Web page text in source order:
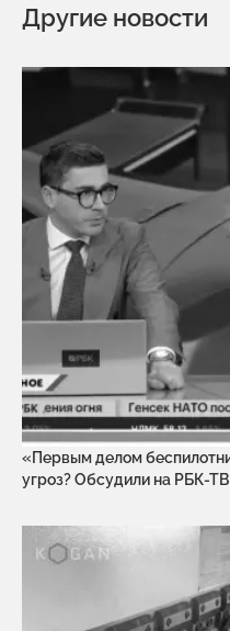
Другие новости
«Первым делом
угроз? Обсудили на РБК-ТВ